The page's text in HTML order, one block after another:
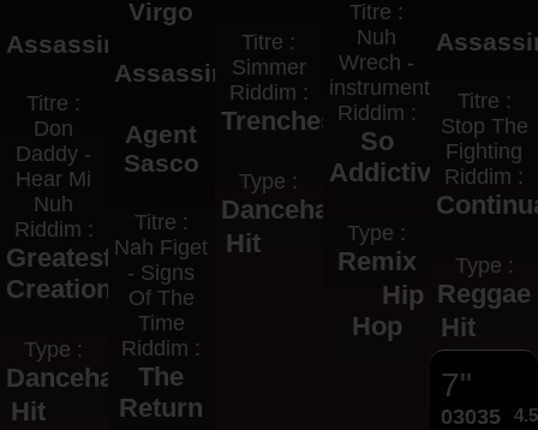
Assassin
Titre :
Don
Daddy -
Hear Mi
Nuh
Riddim :
Greatest
Creation
Type :
Dancehall
Hit
Virgo
Assassin
Agent
Sasco
Titre :
Nah Figet
- Signs
Of The
Time
Riddim :
The
Return
Titre :
Simmer
Riddim :
Trenches
Type :
Dancehall
Hit
Titre :
Nuh
Wrech -
instrumental
Riddim :
So
Addictive
Type :
Remix
Hip
Hop
Titre :
Stop The
Fighting
Riddim :
Type :
Reggae
Hit
7"
03035